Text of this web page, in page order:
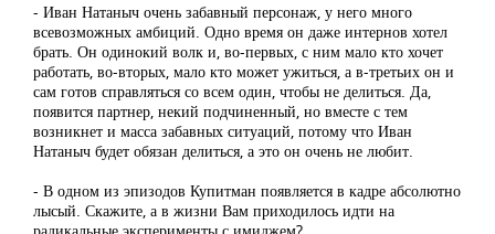
- Иван Натаныч очень забавный персонаж, у него много
всевозможных амбиций. Одно время он даже интернов хотел
брать. Он одинокий волк и, во-первых, с ним мало кто хочет
работать, во-вторых, мало кто может ужиться, а в-третьих он и
сам готов справляться со всем один, чтобы не делиться. Да,
появится партнер, некий подчиненный, но вместе с тем
возникнет и масса забавных ситуаций, потому что Иван
Натаныч будет обязан делиться, а это он очень не любит.
- В одном из эпизодов Купитман появляется в кадре абсолютно
лысый. Скажите, а в жизни Вам приходилось идти на